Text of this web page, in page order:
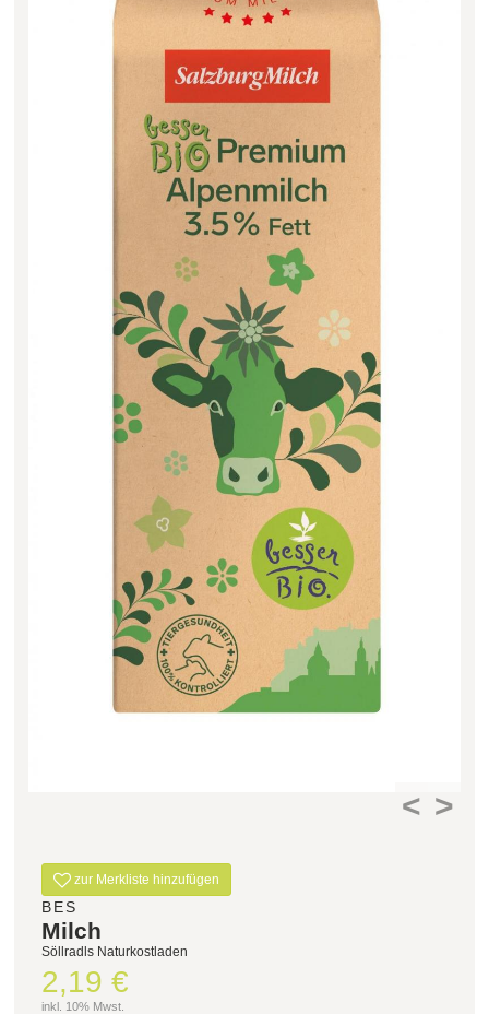
Stiftsgärtnerei
Weinkellerei Stift
Detail
KATEGORIE
< >
zur Merkliste hinzufügen
BES
Milch
Söllradls Naturkostladen
2,19 €
inkl. 10% Mwst.